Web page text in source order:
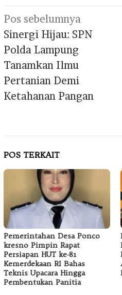
Navigasi
pos
Pos sebelumnya
Sinergi Hijau: SPN
Polda Lampung
Tanamkan Ilmu
Pertanian Demi
Ketahanan Pangan
POS TERKAIT
Pemerintahan Desa Ponco
kresno Pimpin Rapat
Persiapan HUT ke-81
Kemerdekaan RI Bahas
Teknis Upacara Hingga
Pembentukan Panitia